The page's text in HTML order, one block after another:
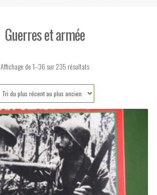
Guerres et armée
Affichage de 1–36 sur 235 résultatsTrié
plus
récent
au
plus
ancien